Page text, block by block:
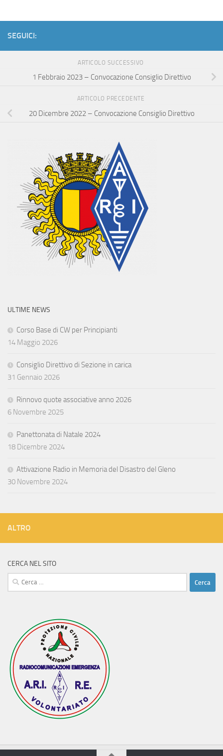
SEGUICI:
ARTICOLO SUCCESSIVO
1 Febbraio 2023 – Convocazione Consiglio Direttivo
ARTICOLO PRECEDENTE
20 Dicembre 2022 – Convocazione Consiglio Direttivo
ULTIME NEWS
Corso Base di CW per Principianti
14 Maggio 2026
Consiglio Direttivo di Sezione in carica
31 Gennaio 2026
Rinnovo quote associative anno 2026
6 Novembre 2025
Panettonata di Natale 2024
18 Dicembre 2024
Attivazione Radio in Memoria del Disastro del Gleno
30 Novembre 2024
ALTRO
CERCA NEL SITO
Ricerca
per: